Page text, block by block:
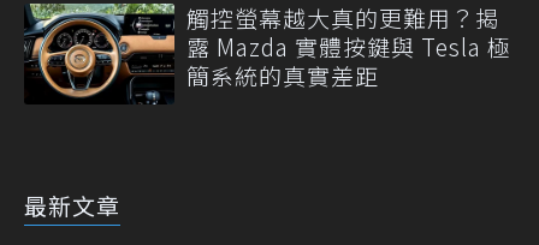
觸控螢幕越大真的更難用？揭
露 Mazda 實體按鍵與 Tesla 極
簡系統的真實差距
最新文章